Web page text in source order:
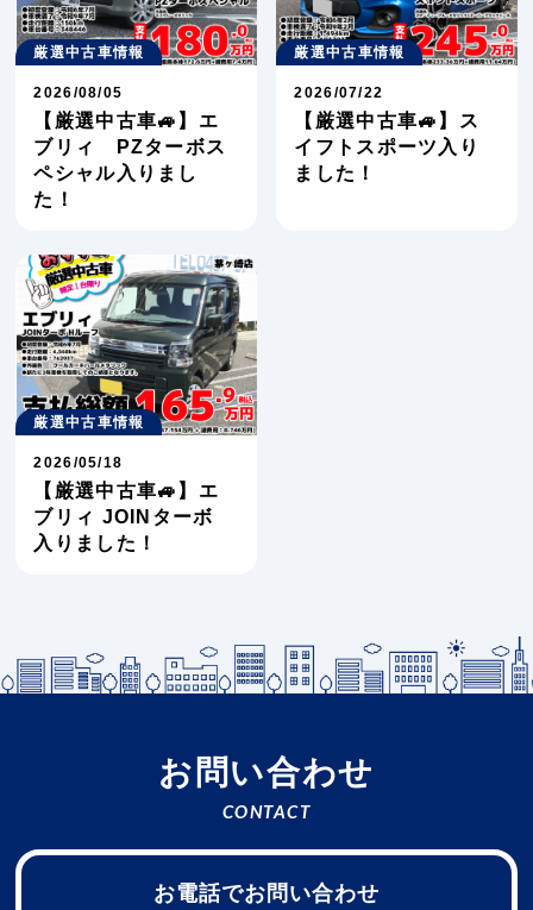
厳選中古車情報
2026/08/05
【厳選中古車🚙】エ
ブリィ PZターボス
ペシャル入りまし
た！
厳選中古車情報
2026/07/22
【厳選中古車🚙】ス
イフトスポーツ入り
ました！
厳選中古車情報
2026/05/18
【厳選中古車🚙】エ
ブリィ JOINターボ
入りました！
お問い合わせ
CONTACT
お電話でお問い合わせ